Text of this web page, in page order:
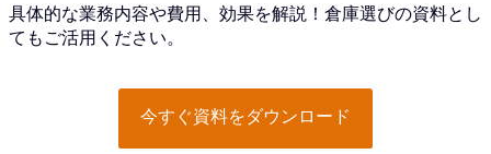
具体的な業務内容や費用、効果を解説！倉庫選びの資料とし
てもご活用ください。
今すぐ資料をダウンロード